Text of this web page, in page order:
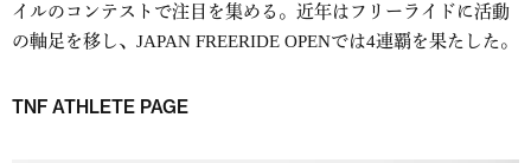
イルのコンテストで注目を集める。近年はフリーライドに活動
の軸足を移し、JAPAN FREERIDE OPENでは4連覇を果たした。
TNF ATHLETE PAGE